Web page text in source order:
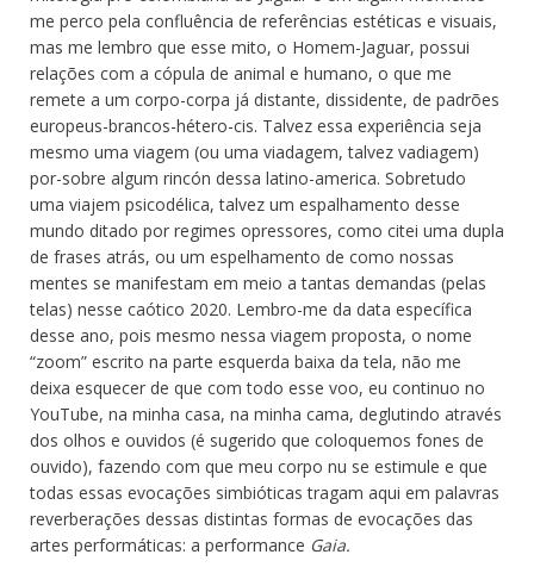
me perco pela confluência de referências estéticas e visuais,
mas me lembro que esse mito, o Homem-Jaguar, possui
relações com a cópula de animal e humano, o que me
remete a um corpo-corpa já distante, dissidente, de padrões
europeus-brancos-hétero-cis. Talvez essa experiência seja
mesmo uma viagem (ou uma viadagem, talvez vadiagem)
por-sobre algum rincón dessa latino-america. Sobretudo
uma viajem psicodélica, talvez um espalhamento desse
mundo ditado por regimes opressores, como citei uma dupla
de frases atrás, ou um espelhamento de como nossas
mentes se manifestam em meio a tantas demandas (pelas
telas) nesse caótico 2020. Lembro-me da data específica
desse ano, pois mesmo nessa viagem proposta, o nome
“zoom” escrito na parte esquerda baixa da tela, não me
deixa esquecer de que com todo esse voo, eu continuo no
YouTube, na minha casa, na minha cama, deglutindo através
dos olhos e ouvidos (é sugerido que coloquemos fones de
ouvido), fazendo com que meu corpo nu se estimule e que
todas essas evocações simbióticas tragam aqui em palavras
reverberações dessas distintas formas de evocações das
artes performáticas: a performance Gaia.